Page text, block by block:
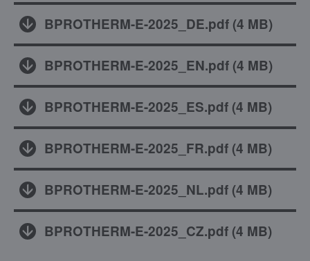
BPROTHERM-E-2025_DE.pdf (4 MB)
BPROTHERM-E-2025_EN.pdf (4 MB)
BPROTHERM-E-2025_ES.pdf (4 MB)
BPROTHERM-E-2025_FR.pdf (4 MB)
BPROTHERM-E-2025_NL.pdf (4 MB)
BPROTHERM-E-2025_CZ.pdf (4 MB)